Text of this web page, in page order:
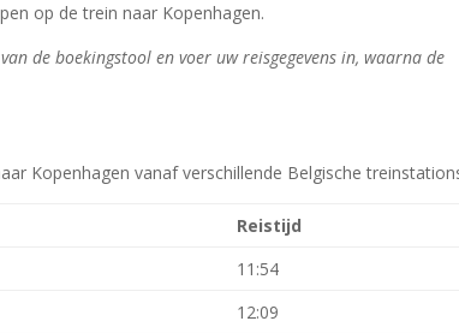
op de trein naar Kopenhagen.
de boekingstool en voer uw reisgegevens in, waarna de
Kopenhagen vanaf verschillende Belgische
Reistijd
11:54
12:09